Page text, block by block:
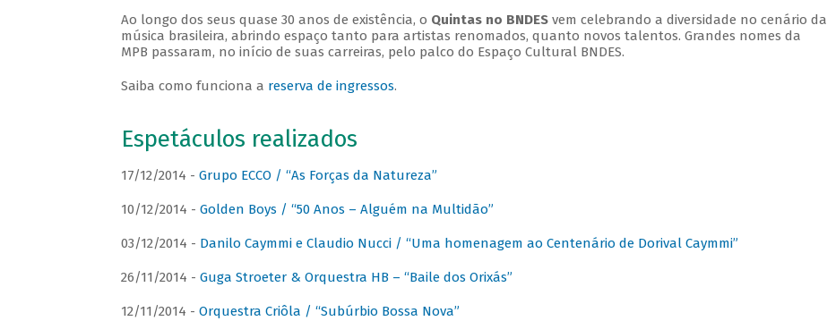
Ao longo dos seus quase 30 anos de existência, o Quintas no BNDESvem celebrando a diversidade no cenário da
música brasileira, abrindo espaço tanto para artistas renomados, quanto novos talentos. Grandes nomes da
MPB passaram, no início de suas carreiras, pelo palco do Espaço Cultural BNDES.
Saiba como funciona a reserva de ingressos.
Espetáculos realizados
17/12/2014 - Grupo ECCO / “As Forças da Natureza”
10/12/2014 - Golden Boys / “50 Anos – Alguém na Multidão”
03/12/2014 - Danilo Caymmi e Claudio Nucci / “Uma homenagem ao Centenário de Dorival Caymmi”
26/11/2014 - Guga Stroeter & Orquestra HB – “Baile dos Orixás”
12/11/2014 - Orquestra Criôla / “Subúrbio Bossa Nova”